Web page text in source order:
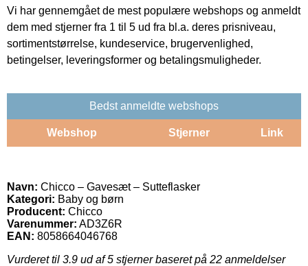
Vi har gennemgået de mest populære webshops og anmeldt
dem med stjerner fra 1 til 5 ud fra bl.a. deres prisniveau,
sortimentstørrelse, kundeservice, brugervenlighed,
betingelser, leveringsformer og betalingsmuligheder.
Bedst anmeldte webshops
Webshop Stjerner Link
Navn: Chicco – Gavesæt – Sutteflasker
Kategori: Baby og børn
Producent: Chicco
Varenummer: AD3Z6R
EAN: 8058664046768
Vurderet til 3.9 ud af 5 stjerner baseret på 22 anmeldelser